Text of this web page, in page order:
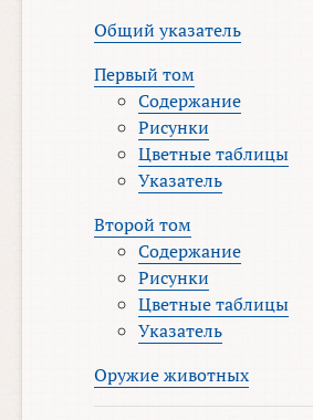
Общий указатель
Первый том
Содержание
Рисунки
Цветные таблицы
Указатель
Второй том
Содержание
Рисунки
Цветные таблицы
Указатель
Оружие животных